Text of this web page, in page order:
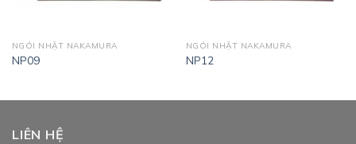
NGÓI NHẬT NAKAMURA
NP09
NGÓI NHẬT NAKAMURA
NP12
LIÊN HỆ